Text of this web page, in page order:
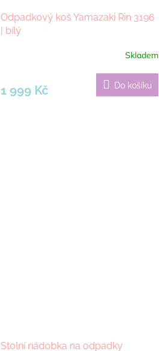
Odpadkový koš Yamazaki Rin 3196
| bílý
Skladem
1 999 Kč Do košíku
Stolní nádobka na odpadky